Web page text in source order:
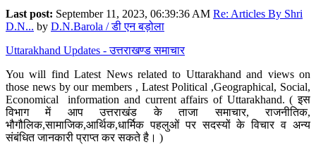
Last post: September 11, 2023, 06:39:36 AM Re: Articles By Shri
D.N... by D.N.Barola / डी एन बड़ोला
Uttarakhand Updates - उत्तराखण्ड समाचार
You will find Latest News related to Uttarakhand and views on
those news by our members , Latest Political ,Geographical, Social,
Economical information and current affairs of Uttarakhand. ( इस
विभाग में आप उत्तराखंड के ताजा समाचार, राजनीतिक,
भौगौलिक,सामाजिक,आर्थिक,धार्मिक पहलुओं पर सदस्यों के विचार व अन्य
संबंधित जानकारी प्राप्त कर सकते है। )